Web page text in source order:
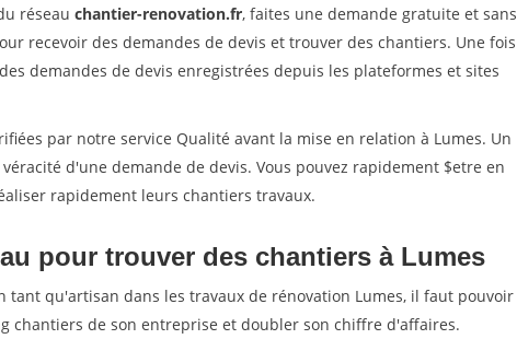
réseau chantier-renovation.fr, faites une demande gratuite et sans
recevoir des demandes de devis et trouver des chantiers. Une fois
demandes de devis enregistrées depuis les plateformes et sites
par notre service Qualité avant la mise en relation à Lumes. Un
d'une demande de devis. Vous pouvez rapidement $etre en
rapidement leurs chantiers travaux.
pour trouver des chantiers à Lumes
tant qu'artisan dans les travaux de rénovation Lumes, il faut pouvoir
chantiers de son entreprise et doubler son chiffre d'affaires.